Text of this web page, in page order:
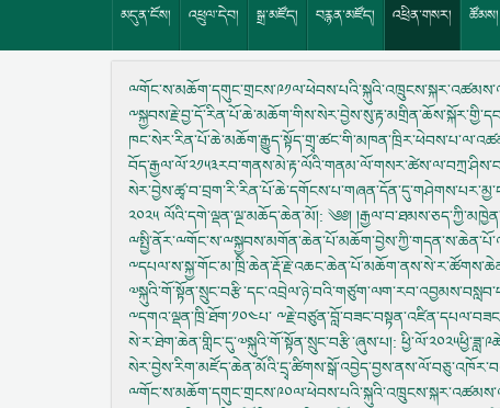
མདུན་ངོས། འཕྲུལ་དེབ། སྒྲ་མཛོད། བརྙན་མཛོད། འཕྲིན་གསར། ཚོམས།
༢༠༢༥ ལོའི་དགེ་ལྡན་ལྔ་མཆོད་ཆེན་མོ།: ༄༅།
༸དགའ་ལྡན་ཁྲི་ཐོག་༡༠༤པ་
སེ་ར་ཐེག་ཆེན་གླིང་དུ་༧སྐུའི་གོ་སྟོན་སྲུང་བརྩི་ཞུས་པ།: